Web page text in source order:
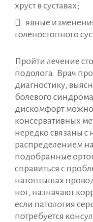
хруст в суставах;
явные
голеностопного
Пройти лечение
подолога. Врач
диагностику,
болевого
дискомфорт
консервативных
нередко связаны
распределением
подобранные
справиться с
натоптышах
ног, назначают
если патология
потребуется